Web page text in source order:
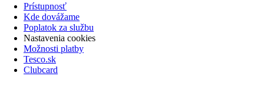
Prístupnosť
Kde dovážame
Poplatok za službu
Nastavenia cookies
Možnosti platby
Tesco.sk
Clubcard